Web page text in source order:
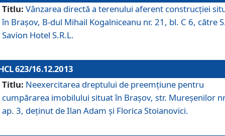
Titlu: Vânzarea directă a terenului aferent construcţiei
în Braşov, B-dul Mihail Kogalniceanu nr. 21, bl. C 6, către
Savion Hotel S.R.L.
623/16.12.2013
Titlu: Neexercitarea dreptului de preemţiune pentru
cumpărarea imobilului situat în Braşov, str. Mureşenilor
ap. 3, deţinut de Ilan Adam şi Florica Stoianovici.